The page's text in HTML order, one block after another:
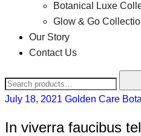
Botanical Luxe
Glow & Go
Our Story
Contact Us
July 18, 2021 Golden Care
In viverra faucibus